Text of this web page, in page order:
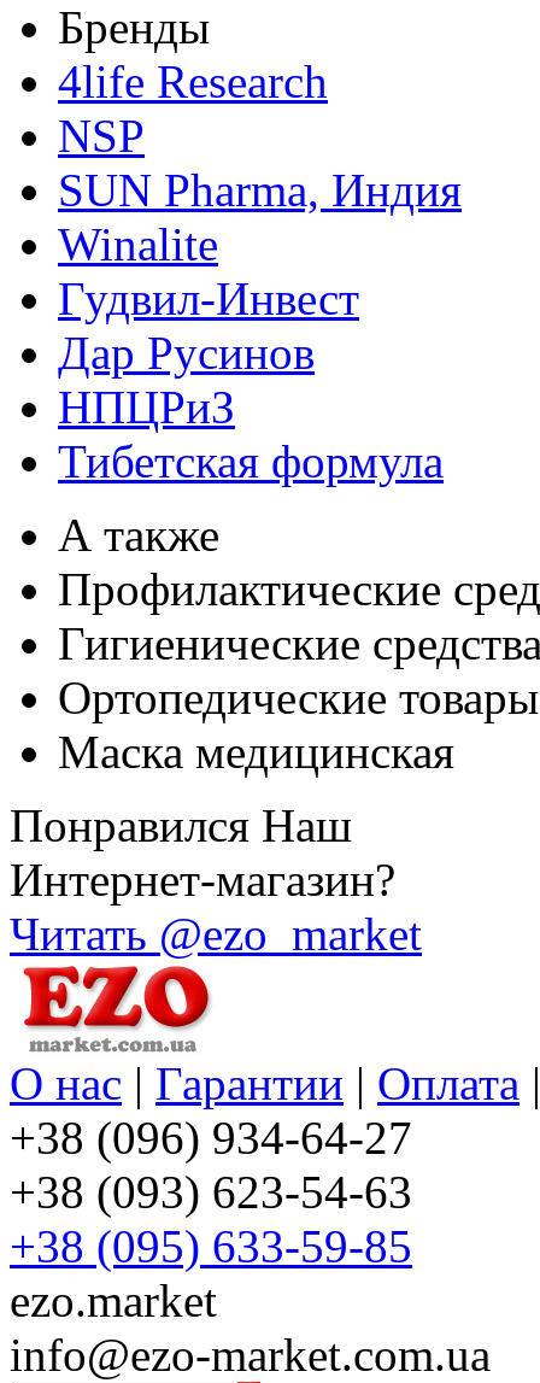
Бренды
4life Research
NSP
SUN Pharma, Индия
Winalite
Гудвил-Инвест
Дар Русинов
НПЦРиЗ
Тибетская формула
А также
Профилактические
Гигиенические
Ортопедические товары
Маска медицинская
Понравился Наш
Интернет-магазин?
Читать @ezo_market
О нас | Гарантии | Оплата
+38 (096) 934-64-27
+38 (093) 623-54-63
+38 (095) 633-59-85
ezo.market
info@ezo-market.com.ua